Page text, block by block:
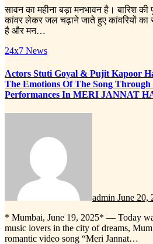
सावन का महीना बड़ा मनभावन है। बारिश की फुहार, चारों तरफ हरियाली और
कांवर लेकर जल चढ़ाने जाते हुए कांवरियों
है और मन…
24x7 News
Actors Stuti Goyal & Pujit Kapoor
The Emotions Of The Song
Performances In MERI JANNAT
admin June 20,
* Mumbai, June 19, 2025* — Today
music lovers in the city of dreams,
romantic video song “Meri Jannat…